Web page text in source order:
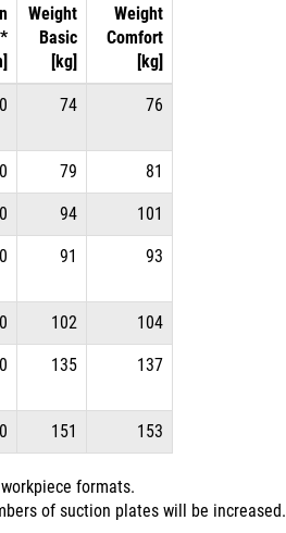
Weight
Basic
[kg]
Weight
Comfort
[kg]
74 76
79 81
94 101
91 93
102 104
135 137
151 153
formats.
of suction plates will be increased.